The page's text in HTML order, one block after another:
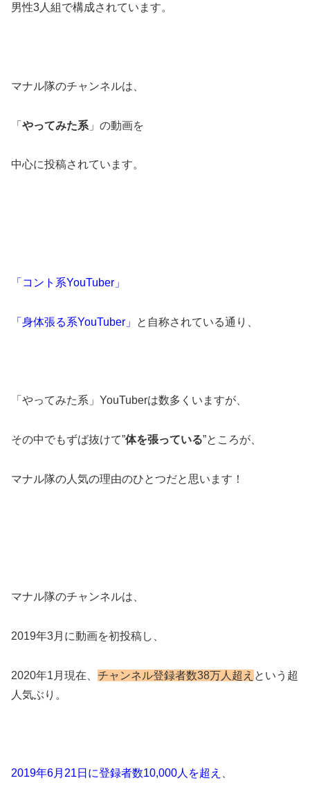
男性3人組で構成されています。
マナル隊のチャンネルは、
「 やってみた系 」の動画を
中心に投稿されています。
「コント系YouTuber」
「身体張る系YouTuber」 と自称されている通り、
「やってみた系」YouTuberは数多くいますが、
その中でもずば抜けて”体を張っている”ところが、
マナル隊の人気の理由のひとつだと思います！
マナル隊のチャンネルは、
2019年3月に動画を初投稿し、
2020年1月現在、 チャンネル登録者数38万人超え という超
人気ぶり。
2019年6月21日に登録者数10,000人を超え